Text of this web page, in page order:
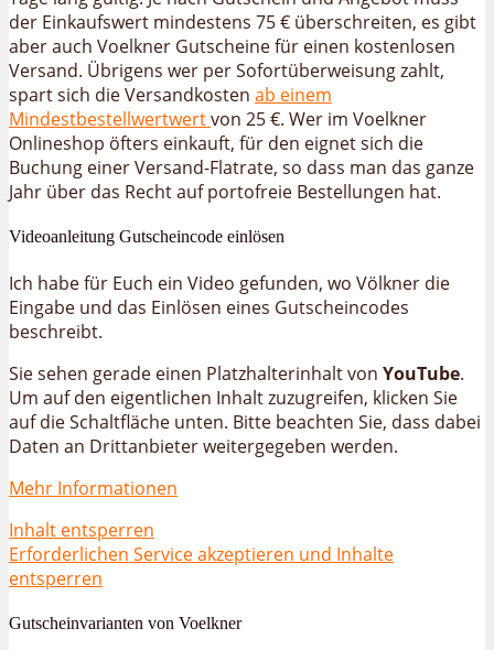
der Einkaufswert mindestens 75 € überschreiten, es gibt
aber auch Voelkner Gutscheine für einen kostenlosen
Versand. Übrigens wer per Sofortüberweisung zahlt,
spart sich die Versandkosten ab einem
Mindestbestellwertwertvon 25 €. Wer im Voelkner
Onlineshop öfters einkauft, für den eignet sich die
Buchung einer Versand-Flatrate, so dass man das ganze
Jahr über das Recht auf portofreie Bestellungen hat.
Videoanleitung Gutscheincode einlösen
Ich habe für Euch ein Video gefunden, wo Völkner die
Eingabe und das Einlösen eines Gutscheincodes
beschreibt.
Sie sehen gerade einen Platzhalterinhalt von YouTube.
Um auf den eigentlichen Inhalt zuzugreifen, klicken Sie
auf die Schaltfläche unten. Bitte beachten Sie, dass dabei
Daten an Drittanbieter weitergegeben werden.
Mehr Informationen
Inhalt entsperren
Erforderlichen Service akzeptieren und Inhalte
entsperren
Gutscheinvarianten von Voelkner